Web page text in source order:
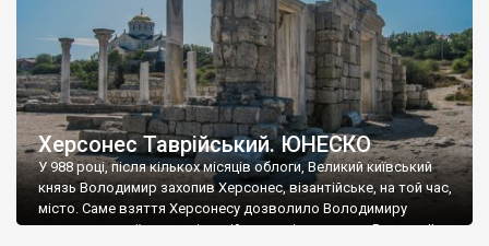
Херсонес Таврійський. ЮНЕСКО
У 988 році, після кількох місяців облоги, Великий київський
князь Володимир захопив Херсонес, візантійське, на той час,
місто. Саме взяття Херсонесу дозволило Володимиру
диктувати свої умови візантійському імператору Василю ІІ, та